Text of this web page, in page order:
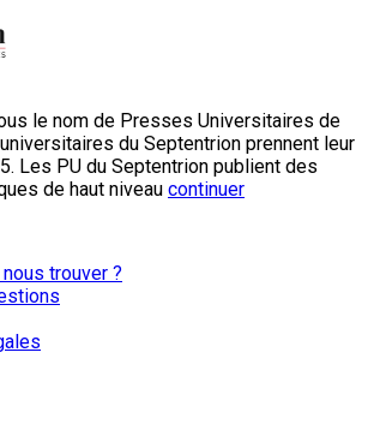
le nom de Presses Universitaires de
du Septentrion prennent leur
Les PU du Septentrion publient des
de haut niveau continuer
trouver ?